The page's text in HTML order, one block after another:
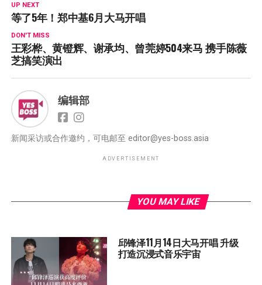
UP NEXT
等了5年！郑中基6月大马开唱
DON'T MISS
王彩桦、黄镫辉、谢承均、曾莞婷504来马 携手陈薇
芝搞笑演出
编辑部
新闻采访或合作邀约，可电邮至 editor@yes-boss.asia
ADVERTISEMENT
YOU MAY LIKE
邱锋泽11月14日大马开唱 升级
打造沉浸式音乐宇宙